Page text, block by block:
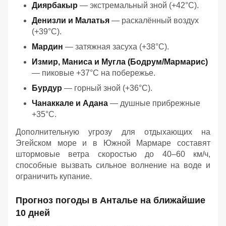
Диярбакыр — экстремальный зной (+42°C).
Денизли и Малатья — раскалённый воздух
(+39°C).
Мардин — затяжная засуха (+38°C).
Измир, Маниса и Мугла (Бодрум/Мармарис)
— пиковые +37°C на побережье.
Бурдур — горный зной (+36°C).
Чанаккале и Адана — душные прибрежные
+35°C.
Дополнительную угрозу для отдыхающих на
Эгейском море и в Южной Мармаре составят
штормовые ветра скоростью до 40–60 км/ч,
способные вызвать сильное волнение на воде и
ограничить купание.
Прогноз погоды в Анталье на ближайшие
10 дней